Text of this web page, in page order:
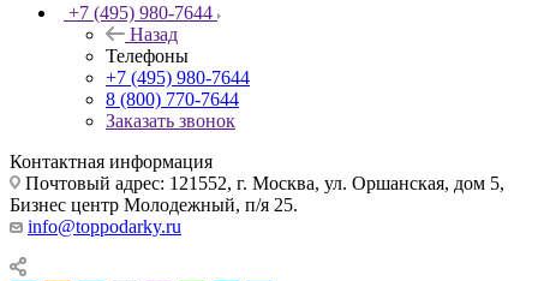
+7 (495) 980-7644
Назад
Телефоны
+7 (495) 980-7644
8 (800) 770-7644
Заказать звонок
Контактная информация
Почтовый адрес: 121552, г. Москва, ул. Оршанская, дом 5,
Бизнес центр Молодежный, п/я 25.
info@toppodarky.ru